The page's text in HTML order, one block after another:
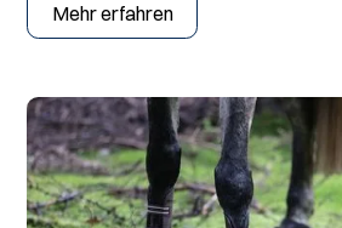
Mehr erfahren